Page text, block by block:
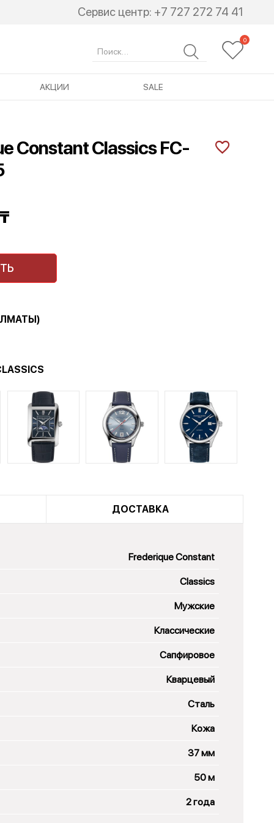
Сервис центр: +7 727 272 74 41
for:
АКЦИИ SALE
Constant Classics FC-
₸
ДОСТАВКА
Frederique Constant
Classics
Мужские
Классические
Сапфировое
Кварцевый
Сталь
Кожа
37 мм
50 м
2 года